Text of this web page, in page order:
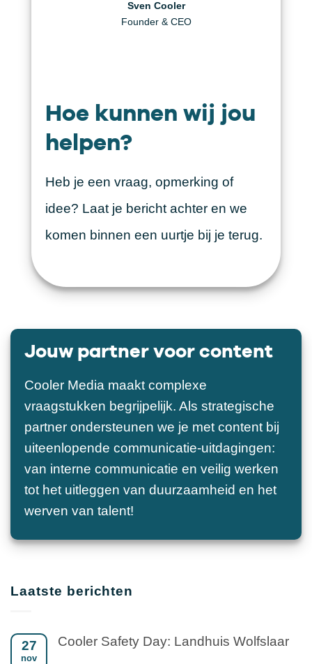
Sven Cooler
Founder & CEO
Helen Berger
Creative Producer
Daniël Visscher
Art Director
Hoe kunnen wij jou
helpen?
Heb je een vraag, opmerking of
idee? Laat je bericht achter en we
komen binnen een uurtje bij je terug.
Jouw partner voor content
Cooler Media maakt complexe
vraagstukken begrijpelijk. Als strategische
partner ondersteunen we je met content bij
uiteenlopende communicatie-uitdagingen:
van interne communicatie en veilig werken
tot het uitleggen van duurzaamheid en het
werven van talent!
Laatste berichten
27
nov
Cooler Safety Day: Landhuis Wolfslaar